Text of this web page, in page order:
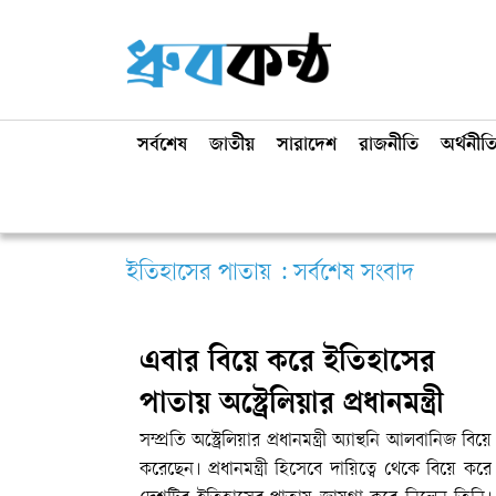
সর্বশেষ জাতীয় সারাদেশ রাজনীতি অর্থনীতি
ইতিহাসের পাতায় : সর্বশেষ সংবাদ
এবার বিয়ে করে ইতিহাসের
পাতায় অস্ট্রেলিয়ার প্রধানমন্ত্রী
সম্প্রতি অস্ট্রেলিয়ার প্রধানমন্ত্রী অ্যান্থনি আলবানিজ বিয়ে
করেছেন। প্রধানমন্ত্রী হিসেবে দায়িত্বে থেকে বিয়ে করে